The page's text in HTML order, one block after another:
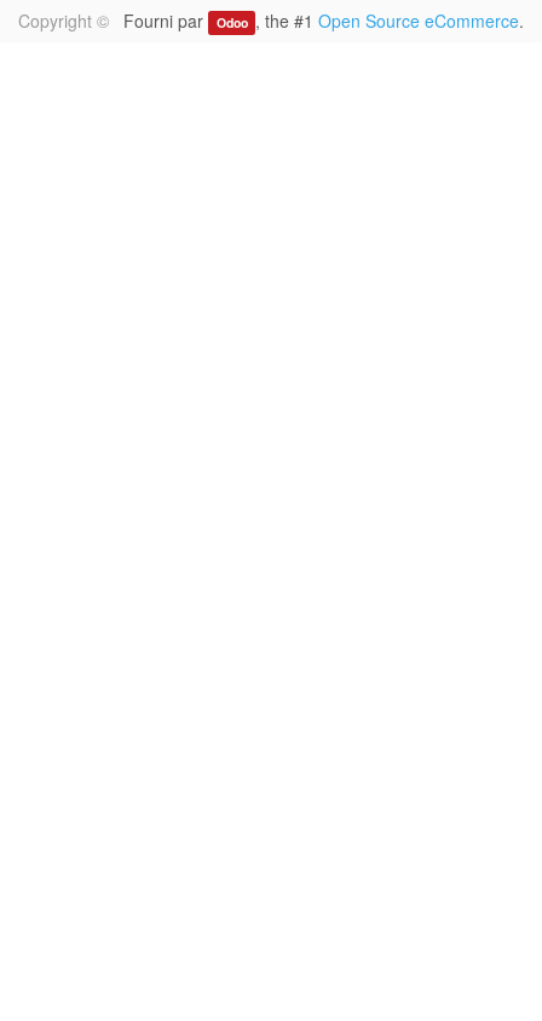
Fourni par Odoo , the #1 Open Source eCommerce.
Copyright ©